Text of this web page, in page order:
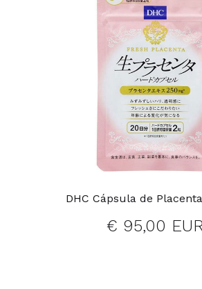
DHC Cápsula de
€ 95,00